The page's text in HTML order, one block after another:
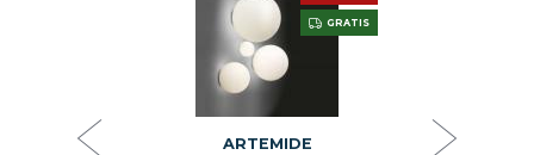
GRATIS
ARTEMIDE